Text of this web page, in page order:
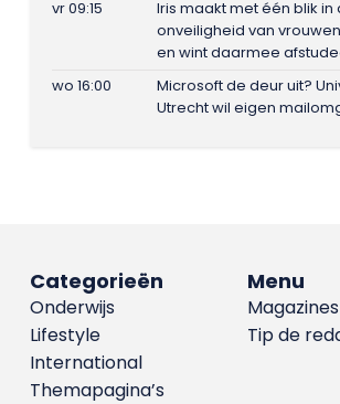
vr 09:15
Iris maakt met één blik in
onveiligheid van
en wint daarmee
wo 16:00
Microsoft de deur uit?
Utrecht wil eigen
Menu
Magazines
Tip de
Categorieën
Onderwijs
Lifestyle
International
Themapagina’s